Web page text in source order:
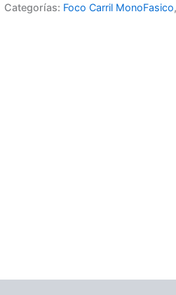
F30
Categorías: Foco Carril MonoFasico,